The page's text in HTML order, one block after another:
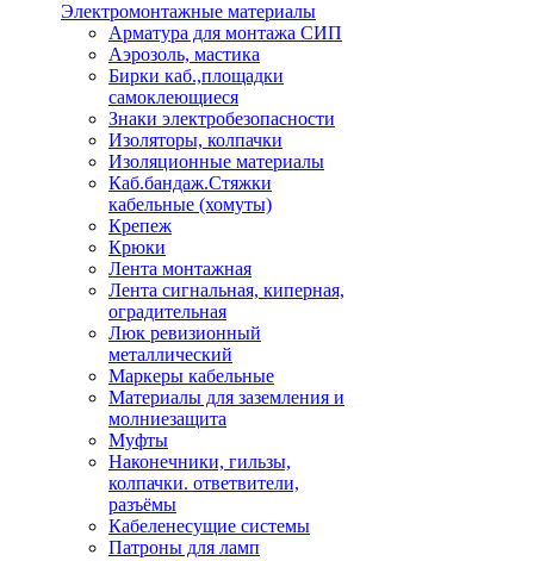
Электромонтажные материалы
Арматура для монтажа СИП
Аэрозоль, мастика
Бирки каб.,площадки
самоклеющиеся
Знаки электробезопасности
Изоляторы, колпачки
Изоляционные материалы
Каб.бандаж.Стяжки
кабельные (хомуты)
Крепеж
Крюки
Лента монтажная
Лента сигнальная, киперная,
оградительная
Люк ревизионный
металлический
Маркеры кабельные
Материалы для заземления и
молниезащита
Муфты
Наконечники, гильзы,
колпачки. ответвители,
разъёмы
Кабеленесущие системы
Патроны для ламп